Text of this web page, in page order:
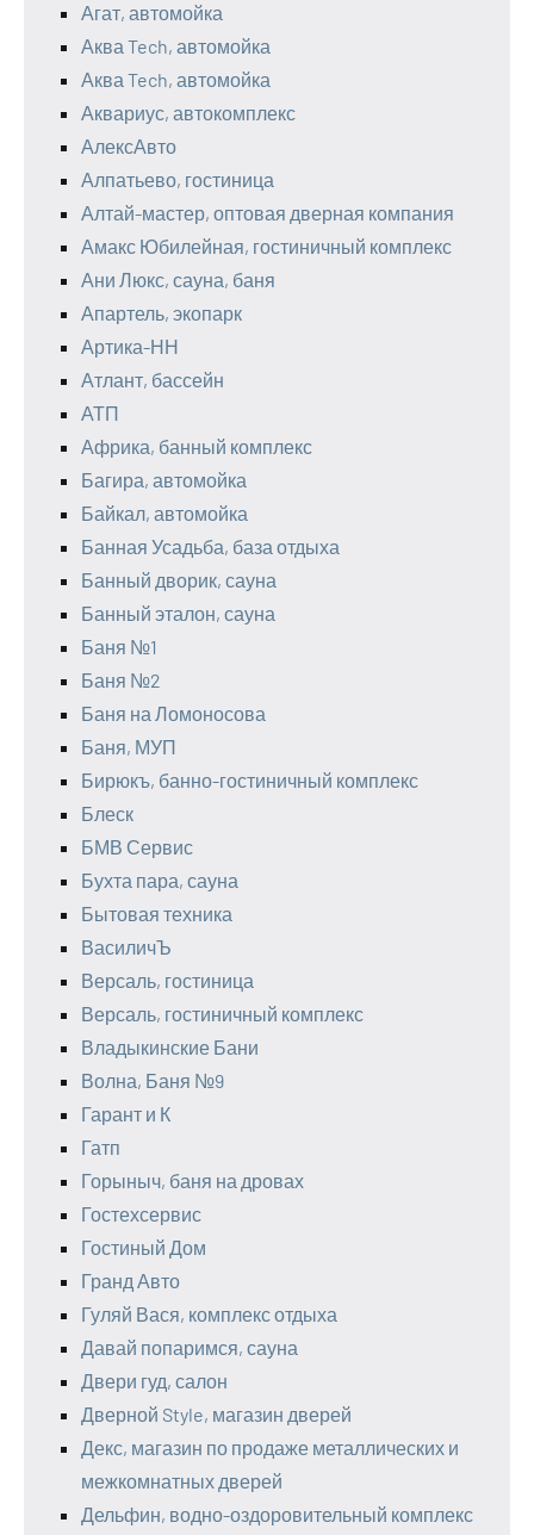
Агат, автомойка
Аква Tech, автомойка
Аква Tech, автомойка
Аквариус, автокомплекс
АлексАвто
Алпатьево, гостиница
Алтай-мастер, оптовая дверная компания
Амакс Юбилейная, гостиничный комплекс
Ани Люкс, сауна, баня
Апартель, экопарк
Артика-НН
Атлант, бассейн
АТП
Африка, банный комплекс
Багира, автомойка
Байкал, автомойка
Банная Усадьба, база отдыха
Банный дворик, сауна
Банный эталон, сауна
Баня №1
Баня №2
Баня на Ломоносова
Баня, МУП
Бирюкъ, банно-гостиничный комплекс
Блеск
БМВ Сервис
Бухта пара, сауна
Бытовая техника
ВасиличЪ
Версаль, гостиница
Версаль, гостиничный комплекс
Владыкинские Бани
Волна, Баня №9
Гарант и К
Гатп
Горыныч, баня на дровах
Гостехсервис
Гостиный Дом
Гранд Авто
Гуляй Вася, комплекс отдыха
Давай попаримся, сауна
Двери гуд, салон
Дверной Style, магазин дверей
Декс, магазин по продаже металлических и
межкомнатных дверей
Дельфин, водно-оздоровительный комплекс